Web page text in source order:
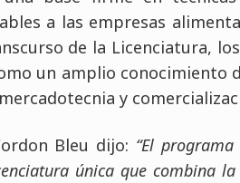
a las empresas
de la Licenciatura,
un amplio conocimiento
y
Bleu dijo: “El
única que combina